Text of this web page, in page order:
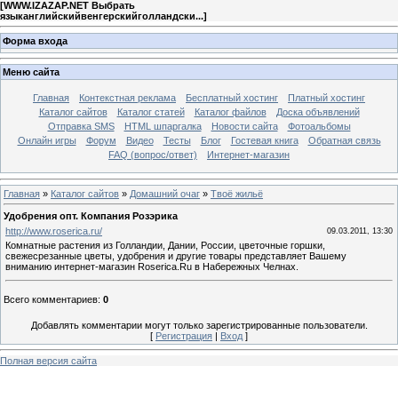
[WWW.IZAZAP.NET Выбрать
языканглийскийвенгерскийголландски...]
Форма входа
Меню сайта
Главная Контекстная реклама Бесплатный хостинг
Платный хостинг
Каталог сайтов
Каталог статей Каталог файлов
Доска объявлений
Отправка SMS
HTML шпаргалка Новости сайта
Фотоальбомы
Онлайн игры
Форум Видео Тесты Блог Гостевая книга
Обратная связь
FAQ (вопрос/ответ)
Интернет-магазин
Главная » Каталог сайтов » Домашний очаг » Твоё жильё
Удобрения опт. Компания Розэрика
http://www.roserica.ru/
09.03.2011, 13:30
Комнатные растения из Голландии, Дании, России, цветочные горшки,
свежесрезанные цветы, удобрения и другие товары представляет Вашему
вниманию интернет-магазин Roserica.Ru в Набережных Челнах.
Всего комментариев: 0
Добавлять комментарии могут только зарегистрированные пользователи.
[ Регистрация | Вход ]
Полная версия сайта